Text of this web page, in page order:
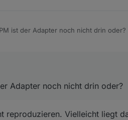
ist der Adapter noch nicht drin oder?
Adapter noch nicht drin oder?
reproduzieren. Vielleicht liegt